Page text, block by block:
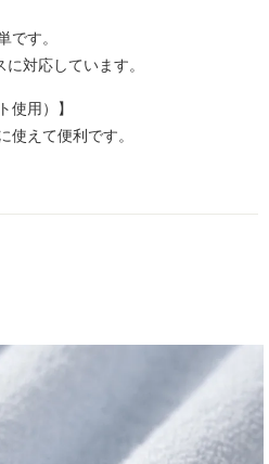
です。
対応しています。
使用）】
使えて便利です。